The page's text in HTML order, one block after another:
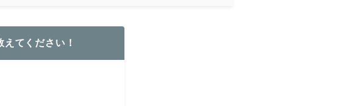
てください！